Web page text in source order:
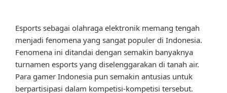
Esports sebagai olahraga elektronik memang tengah
menjadi fenomena yang sangat populer di Indonesia.
Fenomena ini ditandai dengan semakin banyaknya
turnamen esports yang diselenggarakan di tanah air.
Para gamer Indonesia pun semakin antusias untuk
berpartisipasi dalam kompetisi-kompetisi tersebut.